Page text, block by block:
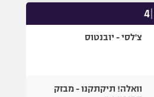
צ'לסי - יובנטוס
וואלה! תיקתקנו - מבזק